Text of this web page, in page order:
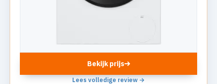
Bekijk prijs
Lees volledige review →